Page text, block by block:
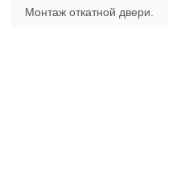
Монтаж откатной двери.